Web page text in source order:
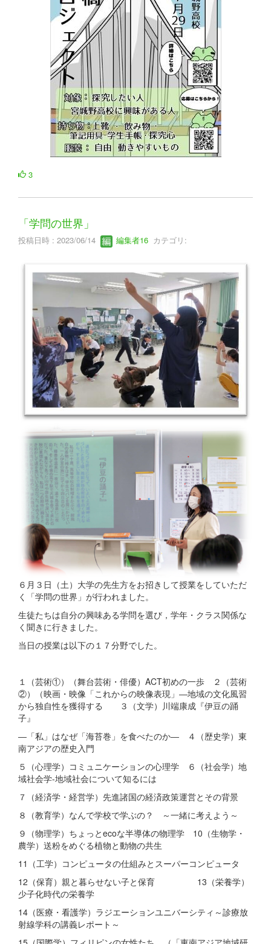
3
「学問の世界」
投稿日時 : 2023/06/14 編集者16 カテゴリ:
６月３日（土）大学の先生方をお招きして授業をしていただ
く「学問の世界」が行われました。
生徒たちは自分の興味ある学問を選び，学年・クラス関係な
く聞きに行きました。
当日の授業は以下の１７分野でした。
１（芸術①）（舞台芸術・俳優）ACT初めの一歩 ２（芸術
②）（映画・映像「これからの映像表現」―地域の文化風習
から独自性を獲得する ３（文学）川端康成『伊豆の踊
子』
―「私」はなぜ「海苔巻」を食べたのか― ４（歴史学）東
南アジアの歴史入門
５（心理学）コミュニケーションの心理学 ６（社会学）地
域社会学-地域社会について知るには
７（経済学・経営学）先進諸国の経済政策運営とその背景
８（教育学）なんで学校で学ぶの？ ～一緒に考えよう～
９（物理学）ちょっとecoな半導体の物理学 10（生物学・
農学）送粉をめぐる植物と動物の共生
11（工学）コンピュータの仕組みとスーパーコンピュータ
12（保育）親と暮らせない子と保育 13（栄養学）
少子化時代の栄養学
14（医療・看護学）ラジエーションユニバーシティ～診療放
射線学科の講義レポート～